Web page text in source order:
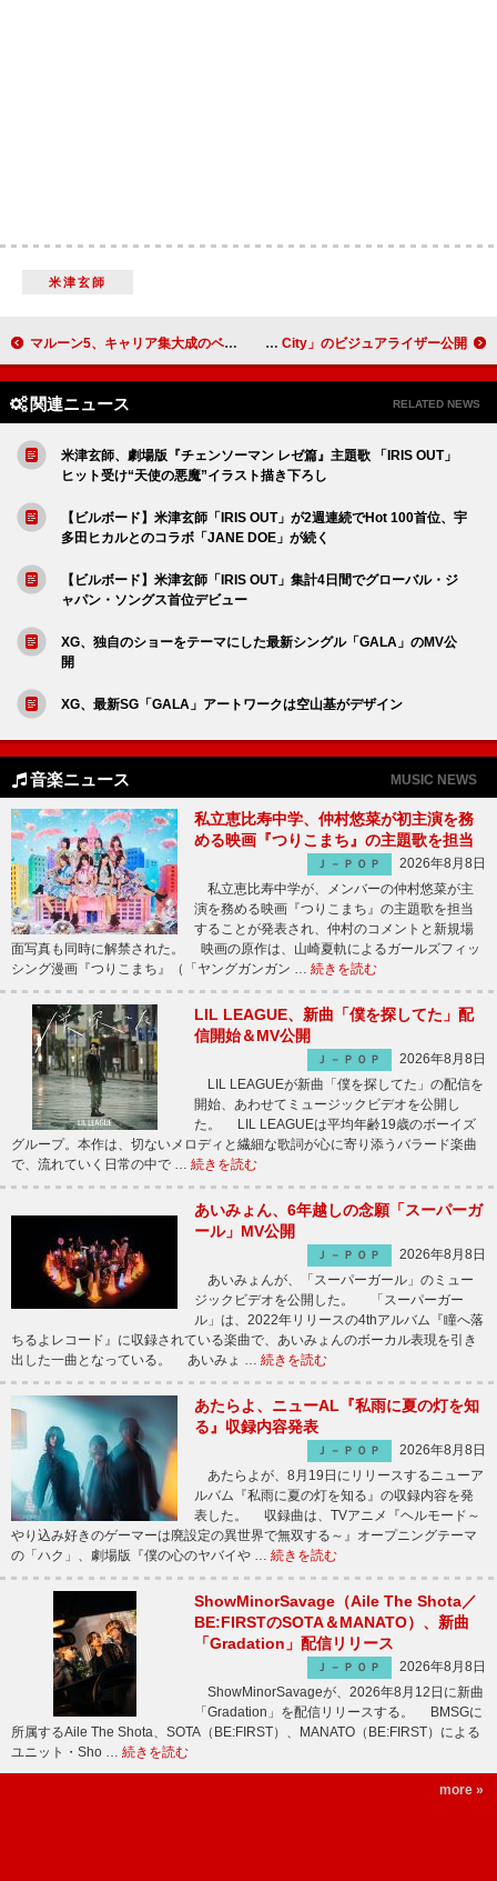
米津玄師
マルーン5、キャリア集大成のベスト盤『シングルス・コレクション』日本限定発売 ブライト・アイズ、内省的でメランコリックな「Victory City」のビジュアライザー公開
関連ニュース RELATED NEWS
米津玄師、劇場版『チェンソーマン レゼ篇』主題歌 「IRIS OUT」
ヒット受け“天使の悪魔”イラスト描き下ろし
【ビルボード】米津玄師「IRIS OUT」が2週連続でHot 100首位、宇
多田ヒカルとのコラボ「JANE DOE」が続く
【ビルボード】米津玄師「IRIS OUT」集計4日間でグローバル・ジ
ャパン・ソングス首位デビュー
XG、独自のショーをテーマにした最新シングル「GALA」のMV公
開
XG、最新SG「GALA」アートワークは空山基がデザイン
音楽ニュース MUSIC NEWS
私立恵比寿中学、仲村悠菜が初主演を務
める映画『つりこまち』の主題歌を担当
Ｊ－ＰＯＰ
2026年8月8日
私立恵比寿中学が、メンバーの仲村悠菜が主
演を務める映画『つりこまち』の主題歌を担当
することが発表され、仲村のコメントと新規場
面写真も同時に解禁された。 映画の原作は、山崎夏軌によるガールズフィッ
シング漫画『つりこまち』（「ヤングガンガン … 続きを読む
LIL LEAGUE、新曲「僕を探してた」配
信開始＆MV公開
Ｊ－ＰＯＰ
2026年8月8日
LIL LEAGUEが新曲「僕を探してた」の配信を
開始、あわせてミュージックビデオを公開し
た。 LIL LEAGUEは平均年齢19歳のボーイズ
グループ。本作は、切ないメロディと繊細な歌詞が心に寄り添うバラード楽曲
で、流れていく日常の中で … 続きを読む
あいみょん、6年越しの念願「スーパーガ
ール」MV公開
Ｊ－ＰＯＰ
2026年8月8日
あいみょんが、「スーパーガール」のミュー
ジックビデオを公開した。 「スーパーガー
ル」は、2022年リリースの4thアルバム『瞳へ落
ちるよレコード』に収録されている楽曲で、あいみょんのボーカル表現を引き
出した一曲となっている。 あいみょ … 続きを読む
あたらよ、ニューAL『私雨に夏の灯を知
る』収録内容発表
Ｊ－ＰＯＰ
2026年8月8日
あたらよが、8月19日にリリースするニューア
ルバム『私雨に夏の灯を知る』の収録内容を発
表した。 収録曲は、TVアニメ『ヘルモード～
やり込み好きのゲーマーは廃設定の異世界で無双する～』オープニングテーマ
の「ハク」、劇場版『僕の心のヤバイや … 続きを読む
ShowMinorSavage（Aile The Shota／
BE:FIRSTのSOTA＆MANATO）、新曲
「Gradation」配信リリース
Ｊ－ＰＯＰ
2026年8月8日
ShowMinorSavageが、2026年8月12日に新曲
「Gradation」を配信リリースする。 BMSGに
所属するAile The Shota、SOTA（BE:FIRST）、MANATO（BE:FIRST）による
ユニット・Sho … 続きを読む
more »